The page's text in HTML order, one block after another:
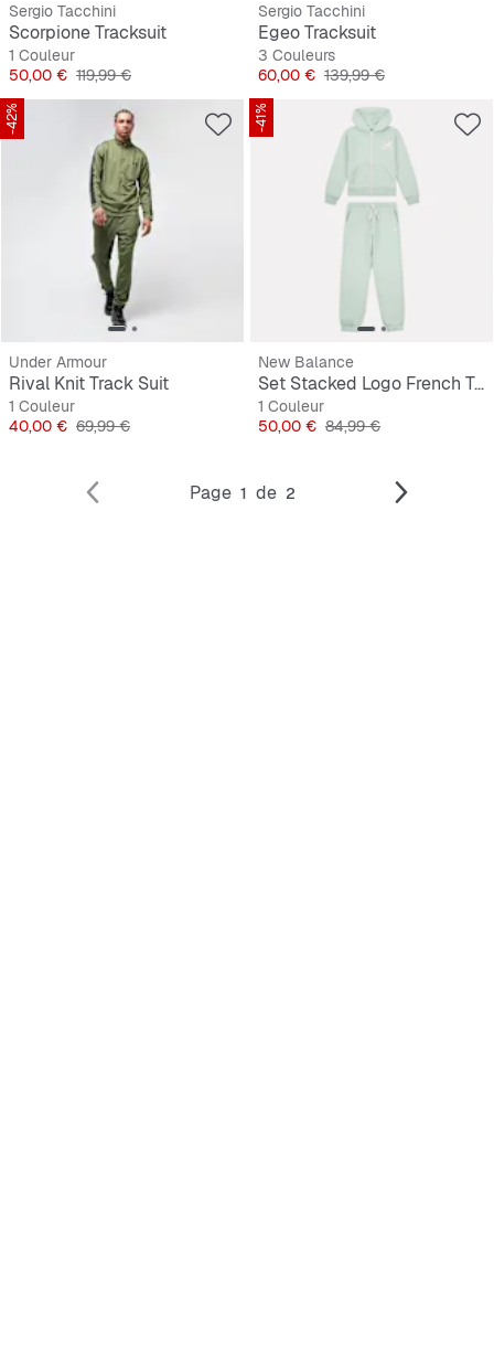
Sergio Tacchini
Scorpione Tracksuit
1 Couleur
Prix
50,00 € Prix original
119,99 €
Sergio Tacchini
Egeo Tracksuit
3 Couleurs
Prix
60,00 € Prix original
139,99 €
-42%
Under Armour
Rival Knit Track Suit
1 Couleur
Prix
40,00 € Prix original
69,99 €
-41%
New Balance
Set Stacked Logo French Terry Zip Hoodie and Jogger
1 Couleur
Prix
50,00 € Prix original
84,99 €
Page 1 de 2